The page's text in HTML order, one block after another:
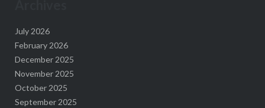
July 2026
February 2026
December 2025
November 2025
October 2025
September 2025